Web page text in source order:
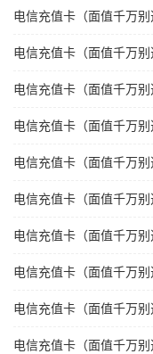
电信充值卡（面值千万
电信充值卡（面值千万
电信充值卡（面值千万
电信充值卡（面值千万
电信充值卡（面值千万
电信充值卡（面值千万
电信充值卡（面值千万
电信充值卡（面值千万
电信充值卡（面值千万
电信充值卡（面值千万